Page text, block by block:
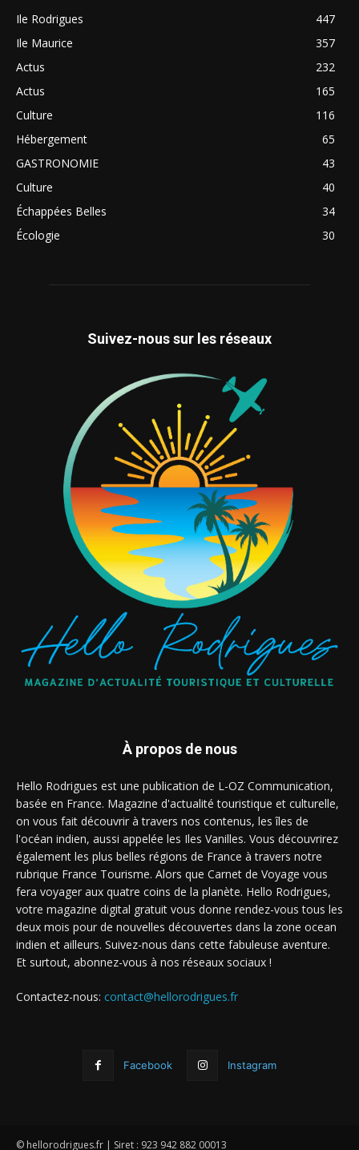
Ile Rodrigues
447
Ile Maurice
357
Actus
232
Actus
165
Culture
116
Hébergement
65
GASTRONOMIE
43
Culture
40
Échappées Belles
34
Écologie
30
Suivez-nous sur les réseaux
À propos de nous
Hello Rodrigues est une publication de L-OZ Communication,
basée en France. Magazine d'actualité touristique et culturelle,
on vous fait découvrir à travers nos contenus, les îles de
l'océan indien, aussi appelée les Iles Vanilles. Vous découvrirez
également les plus belles régions de France à travers notre
rubrique France Tourisme. Alors que Carnet de Voyage vous
fera voyager aux quatre coins de la planète. Hello Rodrigues,
votre magazine digital gratuit vous donne rendez-vous tous les
deux mois pour de nouvelles découvertes dans la zone ocean
indien et ailleurs. Suivez-nous dans cette fabuleuse aventure.
Et surtout, abonnez-vous à nos réseaux sociaux !
Contactez-nous: contact@hellorodrigues.fr
Facebook Instagram
© hellorodrigues.fr | Siret : 923 942 882 00013